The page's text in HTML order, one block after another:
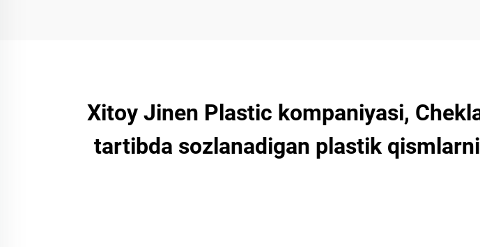
Xitoy Jinen Plastic kompaniyasi,
tartibda sozlanadigan plastik